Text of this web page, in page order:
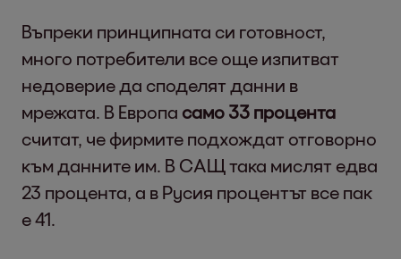
Въпреки принципната си готовност,
много потребители все още изпитват
недоверие да споделят данни в
мрежата. В Европа само 33 процента
считат, че фирмите подхождат отговорно
към данните им. В САЩ така мислят едва
23 процента, а в Русия процентът все пак
е 41.